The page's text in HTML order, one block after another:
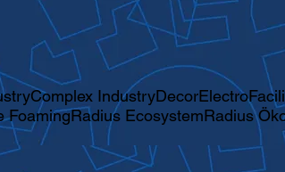
Complex IndustryDecorElectro
FoamingRadius EcosystemRadius